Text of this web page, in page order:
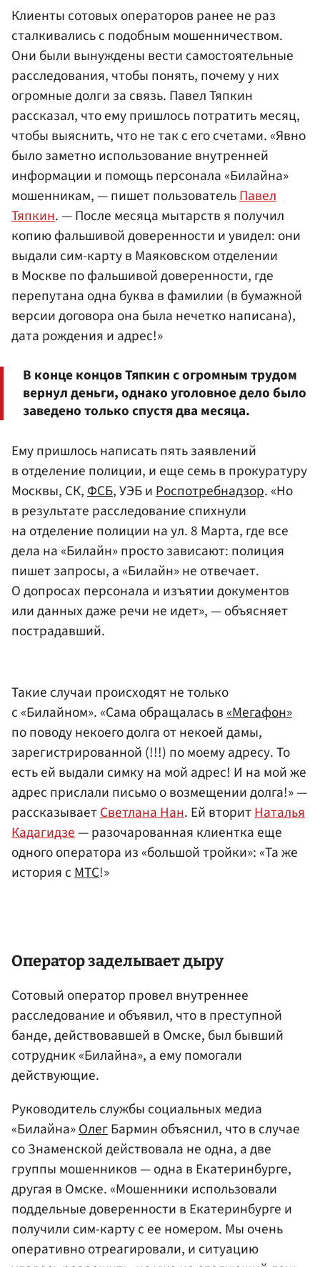
Клиенты сотовых операторов ранее не раз
сталкивались с подобным мошенничеством.
Они были вынуждены вести самостоятельные
расследования, чтобы понять, почему у них
огромные долги за связь. Павел Тяпкин
рассказал, что ему пришлось потратить месяц,
чтобы выяснить, что не так с его счетами. «Явно
было заметно использование внутренней
информации и помощь персонала «Билайна»
мошенникам, — пишет пользовательПавел
Тяпкин. — После месяца мытарств я получил
копию фальшивой доверенности и увидел: они
выдали сим-карту в Маяковском отделении
в Москве по фальшивой доверенности, где
перепутана одна буква в фамилии (в бумажной
версии договора она была нечетко написана),
дата рождения и адрес!»
В конце концов Тяпкин с огромным трудом
вернул деньги, однако уголовное дело было
заведено только спустя два месяца.
Ему пришлось написать пять заявлений
в отделение полиции, и еще семь в прокуратуру
Москвы, СК,ФСБ, УЭБ иРоспотребнадзор. «Но
в результате расследование спихнули
на отделение полиции на ул. 8 Марта, где все
дела на «Билайн» просто зависают: полиция
пишет запросы, а «Билайн» не отвечает.
О допросах персонала и изъятии документов
или данных даже речи не идет», — объясняет
пострадавший.
Такие случаи происходят не только
с «Билайном». «Сама обращалась в«Мегафон»
по поводу некоего долга от некоей дамы,
зарегистрированной (!!!) по моему адресу. То
есть ей выдали симку на мой адрес! И на мой же
адрес прислали письмо о возмещении долга!» —
рассказываетСветлана Нан. Ей вторитНаталья
Кадагидзе— разочарованная клиентка еще
одного оператора из «большой тройки»: «Та же
история с МТС!»
Оператор заделывает дыру
Сотовый оператор провел внутреннее
расследование и объявил, что в преступной
банде, действовавшей в Омске, был бывший
сотрудник «Билайна», а ему помогали
действующие.
Руководитель службы социальных медиа
«Билайна»ОлегБармин объяснил, что в случае
со Знаменской действовала не одна, а две
группы мошенников — одна в Екатеринбурге,
другая в Омске. «Мошенники использовали
поддельные доверенности в Екатеринбурге и
получили сим-карту с ее номером. Мы очень
оперативно отреагировали, и ситуацию